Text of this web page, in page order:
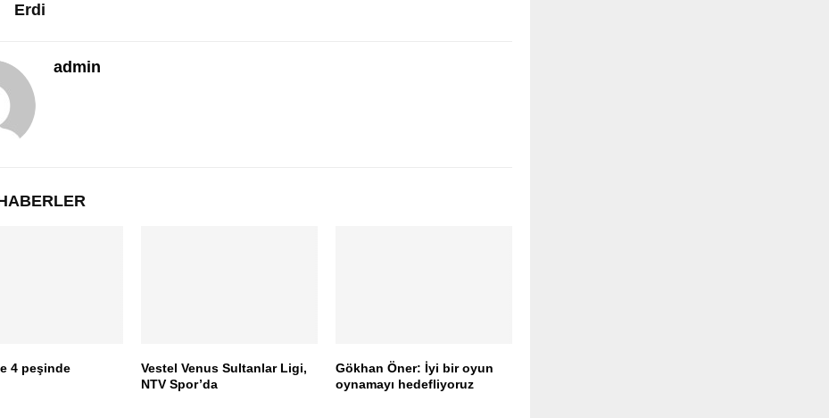
Erdi
admin
4 peşinde
Vestel Venus Sultanlar Ligi,
NTV Spor’da
Gökhan Öner: İyi bir oyun
oynamayı hedefliyoruz